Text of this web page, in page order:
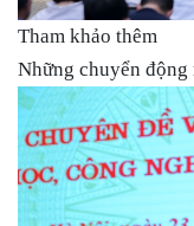
Tham khảo thêm
Những chuyển